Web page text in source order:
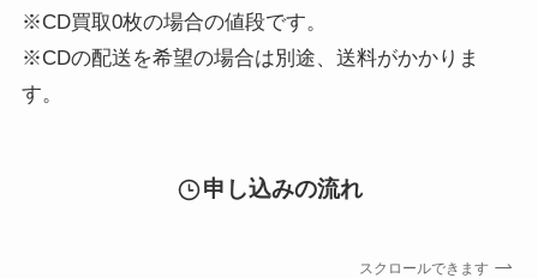
※CD買取0枚の場合の値段です。
※CDの配送を希望の場合は別途、送料がかかりま
す。
申し込みの流れ
スクロールできます